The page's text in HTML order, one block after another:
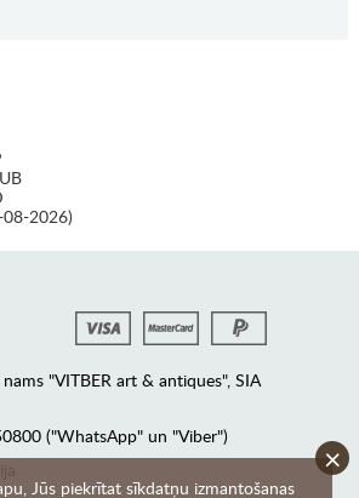
Jūs piekrītat sīkdatņu izmantošanas
×
08-2026)
"VITBER art & antiques", SIA
("WhatsApp" un "Viber")